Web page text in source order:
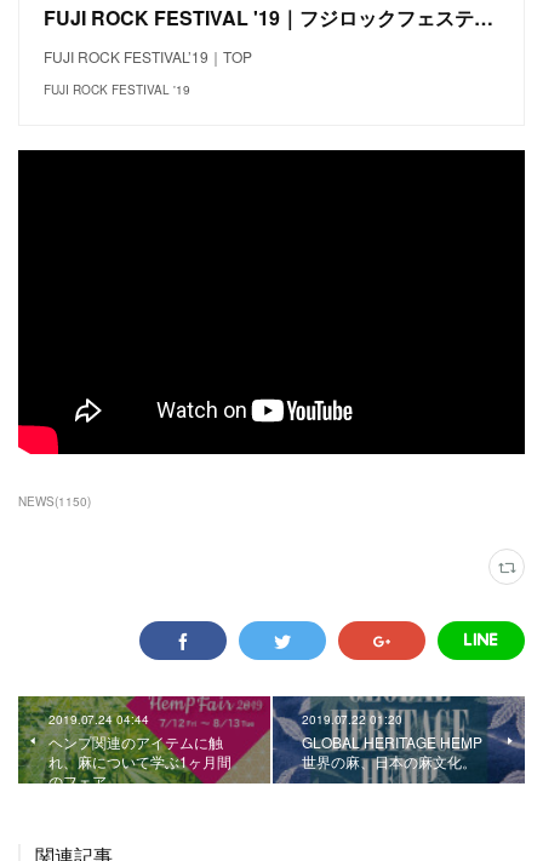
FUJI ROCK FESTIVAL '19｜フジロックフェスティバル '19
FUJI ROCK FESTIVAL’19｜TOP
FUJI ROCK FESTIVAL '19
NEWS(1150)
2019.07.24 04:44
ヘンプ関連のアイテムに触
れ、麻について学ぶ1ヶ月間
のフェア
2019.07.22 01:20
GLOBAL HERITAGE HEMP
世界の麻、日本の麻文化。
関連記事